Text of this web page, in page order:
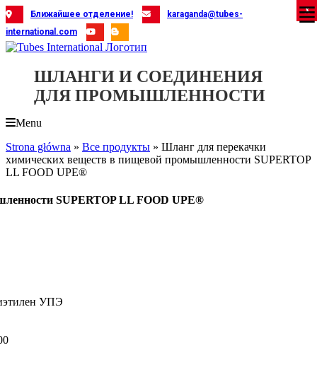
Skip
to
content
Ближайшее отделение!
karaganda@tubes-
international.com
ШЛАНГИ И СОЕДИНЕНИЯ
ДЛЯ ПРОМЫШЛЕННОСТИ
Menu
Strona główna » Все продукты » Шланг для перекачки
химических веществ в пищевой промышленности SUPERTOP
LL FOOD UPE®
SUPERTOP LL FOOD UPE®
УПЭ
X
X
X
X
X
X
X
X
X
X
X
X
X
X
X
X
X
X
X